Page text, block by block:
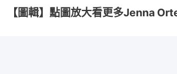
【圖輯】點圖放大看更多Jenna